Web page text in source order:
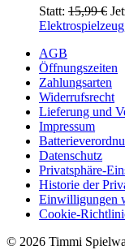
Statt: 15,99€
Elektrospielzeug
AGB
Öffnungszeiten
Zahlungsarten
Widerrufsrecht
Lieferung und
Impressum
Datenschutz
Privatsphäre-
Historie der
Einwilligungen
Cookie-
© 2026 Timmi